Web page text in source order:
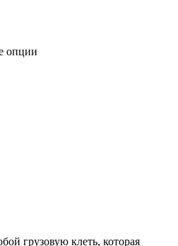
опции
грузовую клеть, которая